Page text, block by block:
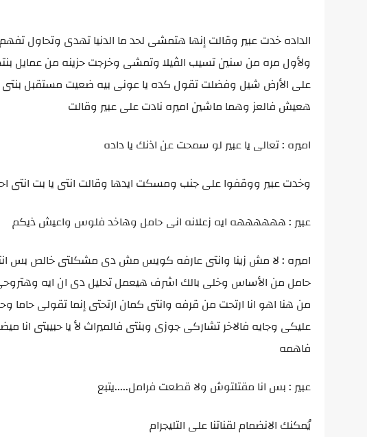
الداده خدت عبير وقالت إنها هتمشى لحد ما الدنيا تهدى وتحاول
ولأول مره من سنين تسيب الڤيلا وتمشى وخرجت حزينه من عمايل
على الأرض شيل وفضلت تقول كده يا عونى بيه ضعيت مستقبل بنتى
هعيش فالعز وهما ماشين اميره نادت على عبير وقالت
اميره : تعالى يا عبير لو سمحت عن اذنك يا داده
وخدت عبير ووقفوا على جنب ومسكت ايدها وقالت انتى يا بت انتى
عبير : ههههههه ايه زعلانه انى حامل وهاخد فلوس واعيش ذيكم
اميره : لا مش زينا وانتى عارفه كويس مش دى مشكلتى خالص
حامل من الأساس وخلى بالك اشرف هيعمل تحليل دى ان ايه
من هنا اهو انا ارتحت من قرفه وانتى كمان ارتحتى إنما تقولى
عليكى وجايه فالاخر تشاركى جوزى وبنتى فالميراث لأ يا
فاهمه
عبير : بس انا مقتلتوش ولا قطعت فرامل.....يتبع
يُمكنك الانضمام لقناتنا على التليجرام